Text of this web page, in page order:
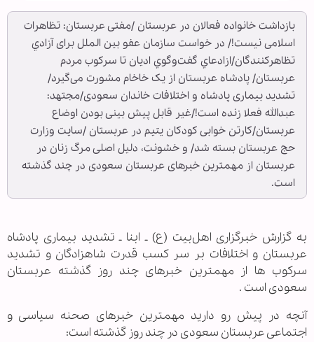
بازداشت خانواده فعالان در عربستان /مفتی عربستان: تظاهرات
اسلامی نیست!/ در خواست سازمان عفو بين الملل برای آزادي
تظاهركنندگان/ازادعاي گفت‌وگوي اديان تا سركوب مردم
عربستان/ پادشاه عربستان از یک خاخام مشورت می‌گیرد/
تشدید بیماری پادشاه و اختلافات خاندان سعودی/مجتهد:
عبدالله فعلا زنده است!/غیر قابل پیش بینی بودن اوضاع
عربستان/کارتن خوابی کودکان یتیم در عربستان /سایت وزارت
حج عربستان بسته شد/ و خشونت، دلیل اصلی مرگ زنان در
عربستان از مهمترین خبرهای عربستان سعودی در چند گذشته
است.‌
به گزارش خبرگزاری اهل‌بیت (ع) ـ ابنا ـ تشدید بیماری پادشاه
عربستان و اختلافات بر سر کسب قدرت شاهزادگان و تشدید
سرکوب ها از مهمترین خبرهای چند روز گذشته عربستان
سعودی است .
آنچه در پیش رو دارید مهمترین خبرهای صحنه سیاسی و
اجتماعی عربستان سعودی در چند روز گذشته است: